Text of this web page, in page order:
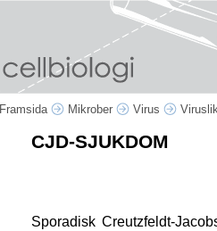
Framsida Mikrober Virus
CJD-SJUKDOM
Sporadisk Creutzfeldt-